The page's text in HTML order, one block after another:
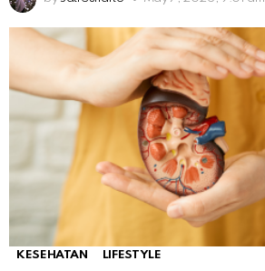
KESEHATAN LIFESTYLE